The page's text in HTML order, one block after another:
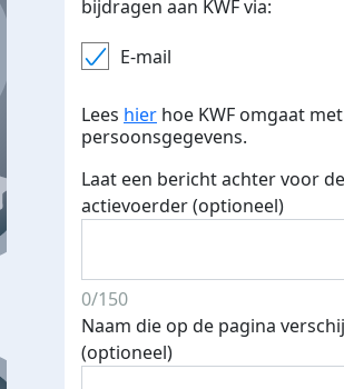
Streefbedrag
bijdragen aan KWF via:
E-mail
Lees hier hoe KWF omgaat
persoonsgegevens.
Laat een bericht achter voor de
actievoerder (optioneel)
0/150
Naam die op de pagina
(optioneel)